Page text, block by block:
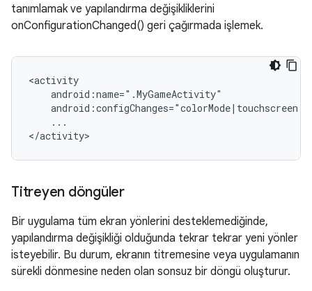
tanımlamak ve yapılandırma değişikliklerini
onConfigurationChanged() geri çağırmada işlemek.
...
Titreyen döngüler
Bir uygulama tüm ekran yönlerini desteklemediğinde,
yapılandırma değişikliği olduğunda tekrar tekrar yeni yönler
isteyebilir. Bu durum, ekranın titremesine veya uygulamanın
sürekli dönmesine neden olan sonsuz bir döngü oluşturur.